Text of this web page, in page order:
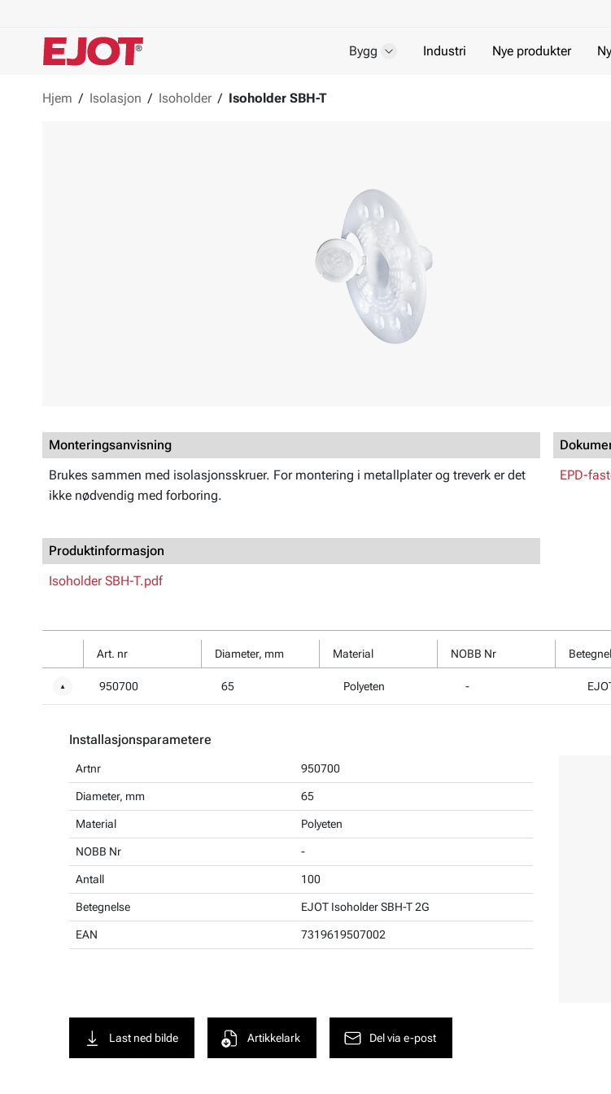
Bygg Industri Nye produkter
Hjem / Isolasjon / Isoholder / Isoholder SBH-T
Isoholder som
SBH-T er en isoholder
Monteringsanvisning
Brukes sammen med isolasjonsskruer. For montering i metallplater og treverk er det
ikke nødvendig med forboring.
EPD-
Produktinformasjon
Isoholder SBH-T.pdf
Art. nr Diameter, mm Material NOBB Nr
▼ 950700 65 Polyeten -
Installasjonsparametere
Artnr
950700
Diameter, mm
65
Material
Polyeten
NOBB Nr
-
Antall
100
Betegnelse
EJOT Isoholder SBH-T 2G
EAN
7319619507002
Last ned bilde Artikkelark Del via e-post